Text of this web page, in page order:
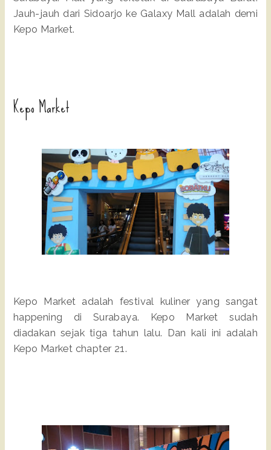
Jauh-jauh dari Sidoarjo ke Galaxy Mall adalah demi
Kepo Market.
Kepo Market
Kepo Market adalah festival kuliner yang sangat
happening di Surabaya. Kepo Market sudah
diadakan sejak tiga tahun lalu. Dan kali ini adalah
Kepo Market chapter 21.